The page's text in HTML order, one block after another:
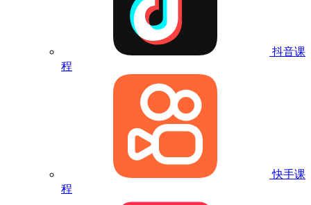
抖音课
程
快手课
程